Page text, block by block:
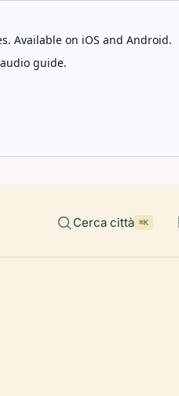
Available on iOS and Android.
guide.
Cerca città ⌘K